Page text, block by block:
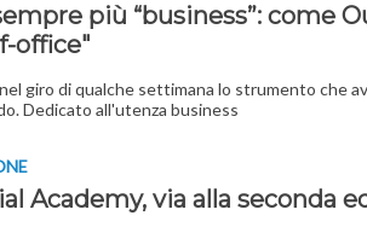
più “business”: come
office"
giro di qualche settimana lo strumento che
Dedicato all'utenza business
Academy, via alla seconda